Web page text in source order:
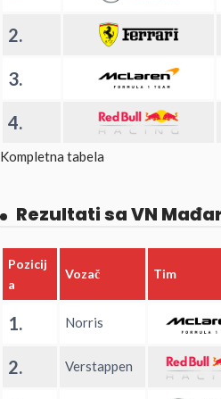
2.
3.
4.
Kompletna tabela
Rezultati sa VN
Pozicij
a
Vozač Tim
1. Norris
2. Verstappen